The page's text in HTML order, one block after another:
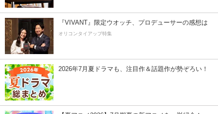
『VIVANT』限定ウオッチ、プロデューサーの感想は
オリコンタイアップ特集
2026年7月夏ドラマも、注目作＆話題作が勢ぞろい！